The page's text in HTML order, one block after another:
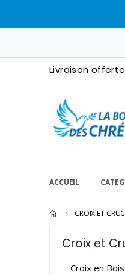
Livraison
ACCUEIL
CROIX ET
Croix et
Croix en Bois